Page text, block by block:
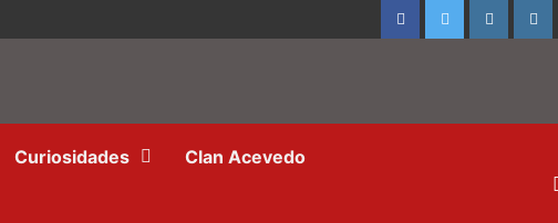
Curiosidades Clan Acevedo